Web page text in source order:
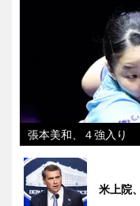
張本美和、４強入り
米上院